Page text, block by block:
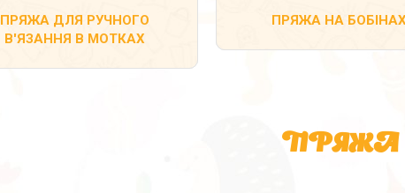
ПРЯЖА ДЛЯ РУЧНОГО
В'ЯЗАННЯ В МОТКАХ
ПРЯЖА НА
ПРЯЖА